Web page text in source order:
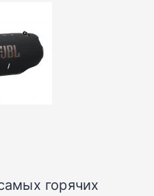
горячих